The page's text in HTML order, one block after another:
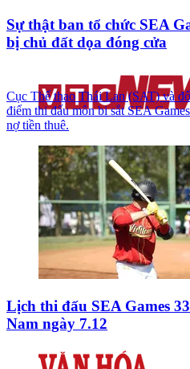
Sự thật ban tổ chức SEA
bị chủ đất dọa đóng cửa
Cục Thể thao Thái Lan (SAT) và
điểm thi đấu môn bi sắt SEA
nợ tiền thuê.
Lịch thi đấu SEA Games
Nam ngày 7.12